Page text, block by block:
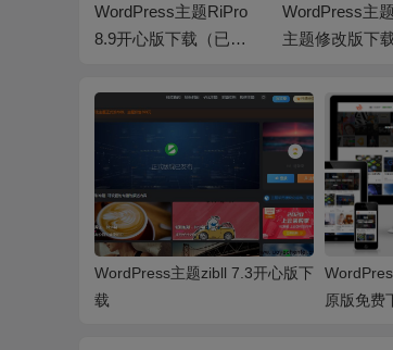
WordPress主题RiPro
8.9开心版下载（已测
WordPress主
主题修改版下
WordPress主题zibll 7.3开心版下
载
原版免费